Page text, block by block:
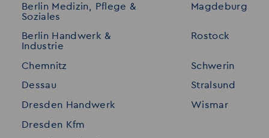
Merkzettel
Standorte
Datenschutz
Impressum
Berlin Medizin, Pflege &
Soziales
Berlin Handwerk &
Industrie
Chemnitz
Dessau
Dresden Handwerk
Dresden Kfm
Magdeburg
Rostock
Schwerin
Stralsund
Wismar